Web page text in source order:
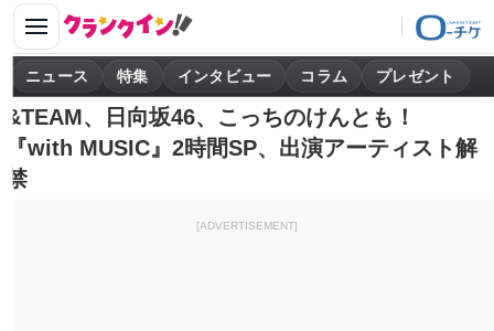
ニュース 特集 インタビュー コラム プレゼント
&TEAM、日向坂46、こっちのけんとも！
『with MUSIC』2時間SP、出演アーティスト解
禁
[ADVERTISEMENT]